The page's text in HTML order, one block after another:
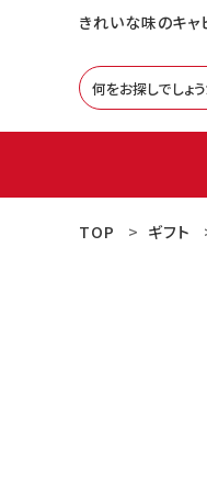
きれいな味のキャ
TOP ギフト